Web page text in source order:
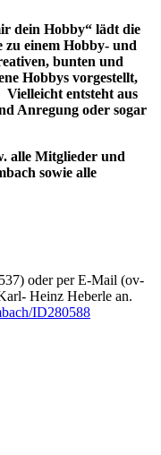
dein Hobby“ lädt die
einem Hobby- und
bunten und
Hobbys vorgestellt,
entsteht aus
Anregung oder sogar
alle Mitglieder und
sowie alle
oder per E-Mail (ov-
Heinz Heberle an.
ID280588